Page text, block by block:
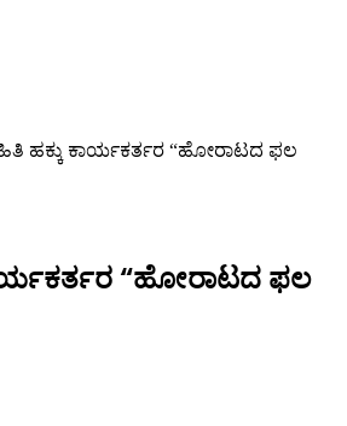
ಹಕ್ಕು ಕಾರ್ಯಕರ್ತರ “ಹೋರಾಟದ ಫಲ
“ಹೋರಾಟದ ಫಲ